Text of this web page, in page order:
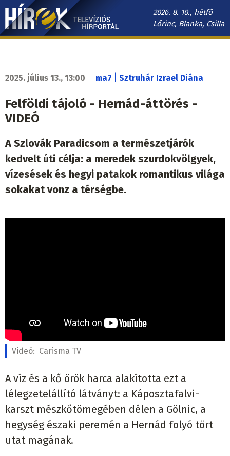
Ugrás
tartalomra
2026. 8. 10., hétfő
Lőrinc, Blanka, Csilla
Hírek.sk
2025. július 13., 13:00 ma7 Sztruhár Izrael Diána
Felföldi tájoló - Hernád-áttörés -
VIDEÓ
A Szlovák Paradicsom a természetjárók
kedvelt úti célja: a meredek szurdokvölgyek,
vízesések és hegyi patakok romantikus világa
sokakat vonz a térségbe.
Videó: Carisma TV
A víz és a kő örök harca alakította ezt a
lélegzetelállító látványt: a Káposztafalvi-
karszt mészkőtömegében délen a Gölnic, a
hegység északi peremén a Hernád folyó tört
utat magának.